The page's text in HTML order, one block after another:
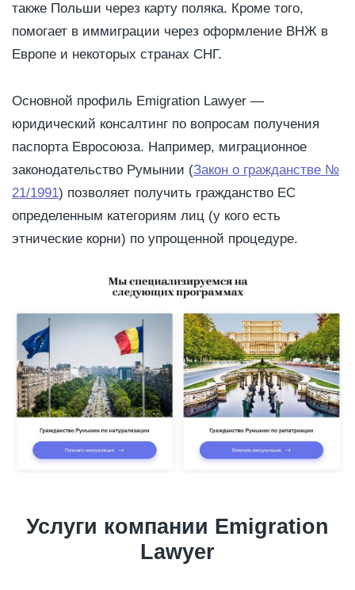
также Польши через карту поляка. Кроме того,
помогает в иммиграции через оформление ВНЖ в
Европе и некоторых странах СНГ.
Основной профиль Emigration Lawyer —
юридический консалтинг по вопросам получения
паспорта Евросоюза. Например, миграционное
законодательство Румынии (Закон о гражданстве №
21/1991) позволяет получить гражданство ЕС
определенным категориям лиц (у кого есть
этнические корни) по упрощенной процедуре.
Услуги компании Emigration
Lawyer